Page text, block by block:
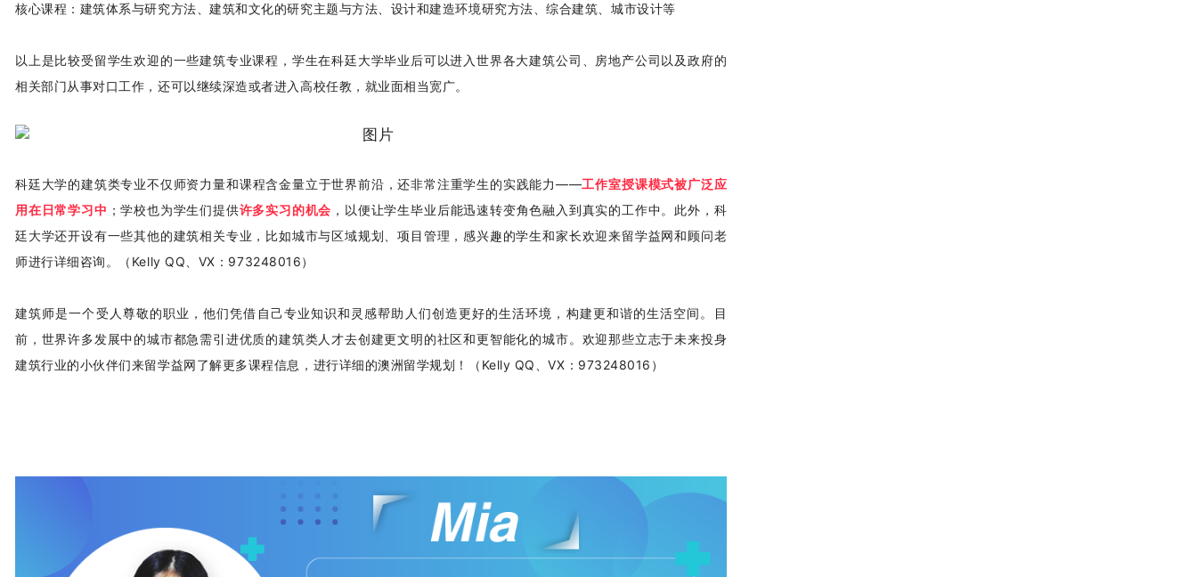
核心课程：建筑体系与研究方法、建筑和文化的研究主题与方法、设计和建造环境研究方法、综合建筑、城市设计等
以上是比较受留学生欢迎的一些建筑专业课程，学生在科廷大学毕业后可以进入世界各大建筑公司、房地产公司以及政府的
相关部门从事对口工作，还可以继续深造或者进入高校任教，就业面相当宽广。
科廷大学的建筑类专业不仅师资力量和课程含金量立于世界前沿，还非常注重学生的实践能力——工作室授课模式被广泛应
用在日常学习中 ；学校也为学生们提供许多实习的机会 ，以便让学生毕业后能迅速转变角色融入到真实的工作中。此外，科
廷大学还开设有一些其他的建筑相关专业，比如城市与区域规划、项目管理，感兴趣的学生和家长欢迎来留学益网和顾问老
师进行详细咨询。（Kelly QQ、VX：973248016）
建筑师是一个受人尊敬的职业，他们凭借自己专业知识和灵感帮助人们创造更好的生活环境，构建更和谐的生活空间。目
前，世界许多发展中的城市都急需引进优质的建筑类人才去创建更文明的社区和更智能化的城市。欢迎那些立志于未来投身
建筑行业的小伙伴们来留学益网了解更多课程信息，进行详细的澳洲留学规划！（Kelly QQ、VX：973248016）